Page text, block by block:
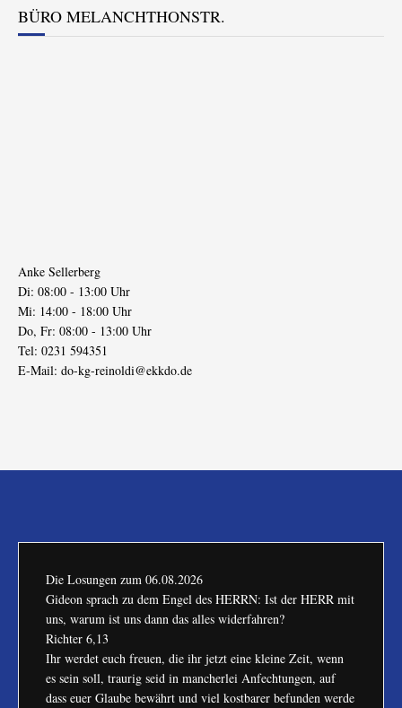
BÜRO MELANCHTHONSTR.
Anke Sellerberg
Di: 08:00 - 13:00 Uhr
Mi: 14:00 - 18:00 Uhr
Do, Fr: 08:00 - 13:00 Uhr
Tel: 0231 594351
E-Mail: do-kg-reinoldi@ekkdo.de
Die Losungen zum 06.08.2026
Gideon sprach zu dem Engel des HERRN: Ist der HERR mit
uns, warum ist uns dann das alles widerfahren?
Richter 6,13
Ihr werdet euch freuen, die ihr jetzt eine kleine Zeit, wenn
es sein soll, traurig seid in mancherlei Anfechtungen, auf
dass euer Glaube bewährt und viel kostbarer befunden werde